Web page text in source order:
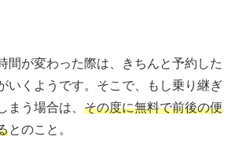
間が変わった際は、きちんと予約した
いくようです。そこで、もし乗り継ぎ
まう場合は、 その度に無料で前後の便
とのこと。